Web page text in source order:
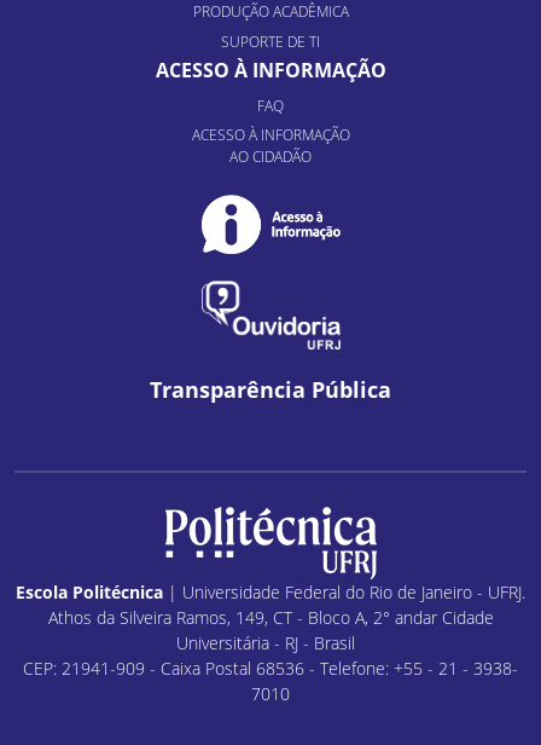
PRODUÇÃO ACADÊMICA
SUPORTE DE TI
ACESSO À INFORMAÇÃO
FAQ
ACESSO À INFORMAÇÃO
AO CIDADÃO
Transparência Pública
Escola Politécnica | Universidade Federal do Rio de Janeiro - UFRJ.
Athos da Silveira Ramos, 149, CT - Bloco A, 2° andar Cidade
Universitária - RJ - Brasil
CEP: 21941-909 - Caixa Postal 68536 - Telefone: +55 - 21 - 3938-
7010